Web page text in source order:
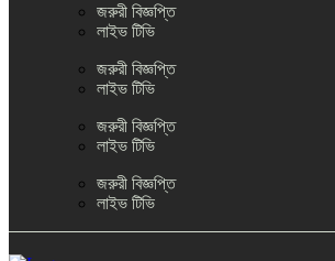
জরুরী বিজ্ঞপ্তি
লাইভ টিভি
জরুরী বিজ্ঞপ্তি
লাইভ টিভি
জরুরী বিজ্ঞপ্তি
লাইভ টিভি
জরুরী বিজ্ঞপ্তি
লাইভ টিভি